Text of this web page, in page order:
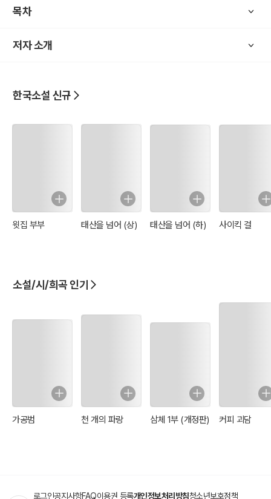
하고 눈물을 흘렸습니다.
"예, 안녕하시기야 하지만, 날마다 형님 생각을 하고 울고만 계십니다.
목차
저자 소개
한국소설 신규
윗집 부부 태산을 넘어 (상) 태산을 넘어 (하) 사이킥 걸
소설/시/희곡 인기
가공범 천 개의 파랑 삼체 1부 (개정판) 커피 괴담
로그인공지사항FAQ이용권 등록개인정보처리방침청소년보호정책